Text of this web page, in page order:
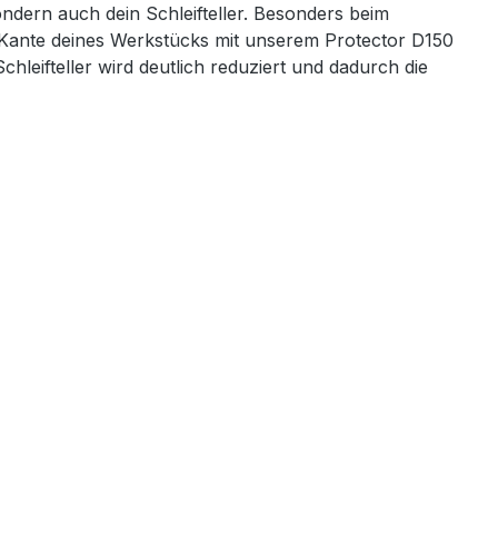
auch dein Schleifteller. Besonders beim
deines Werkstücks mit unserem Protector D150
wird deutlich reduziert und dadurch die